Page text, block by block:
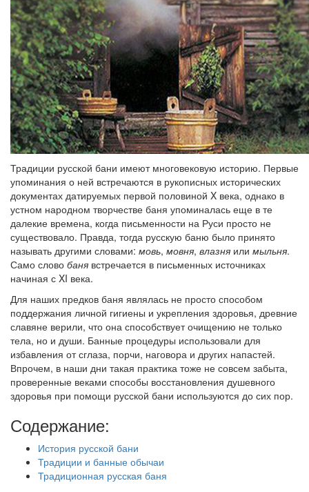
Традиции русской бани имеют многовековую историю. Первые
упоминания о ней встречаются в рукописных исторических
документах датируемых первой половиной X века, однако в
устном народном творчестве баня упоминалась еще в те
далекие времена, когда письменности на Руси просто не
существовало. Правда, тогда русскую баню было принято
называть другими словами: мовь, мовня, влазня или мыльня.
Само слово баня встречается в письменных источниках
начиная с XI века.
Для наших предков баня являлась не просто способом
поддержания личной гигиены и укрепления здоровья, древние
славяне верили, что она способствует очищению не только
тела, но и души. Банные процедуры использовали для
избавления от сглаза, порчи, наговора и других напастей.
Впрочем, в наши дни такая практика тоже не совсем забыта,
проверенные веками способы восстановления душевного
здоровья при помощи русской бани используются до сих пор.
Содержание:
История русской бани
Традиции и банные обычаи
Традиционная русская баня